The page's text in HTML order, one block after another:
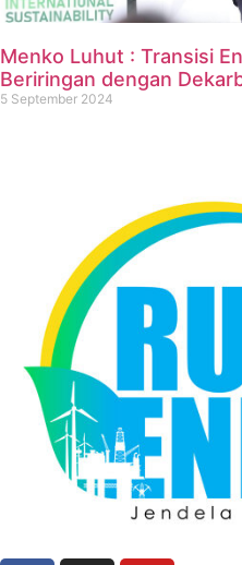
Menko Luhut : Transisi
Beriringan dengan
5 September 2024